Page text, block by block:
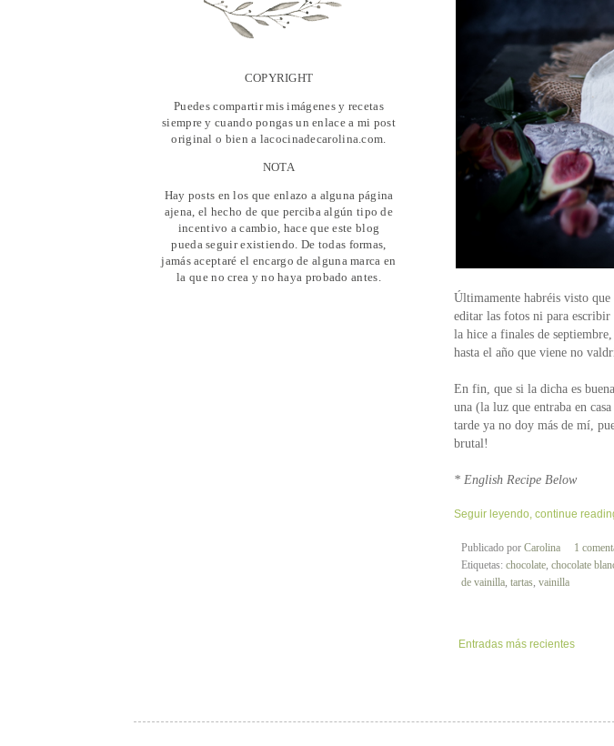
Últimamente habréis visto que
editar las fotos ni para escribir
la hice a finales de
hasta el año que viene no
En fin, que si la dicha es
una (la luz que entraba en
tarde ya no doy más de mí,
brutal!
* English Recipe Below
Seguir leyendo, continue
Publicado por Carolina
1
Etiquetas: chocolate chocolate
de vainilla tartas vainilla
Entradas más recientes
COPYRIGHT
Puedes compartir mis imágenes y recetas
siempre y cuando pongas un enlace a mi post
original o bien a lacocinadecarolina.com.
NOTA
Hay posts en los que enlazo a alguna página
ajena, el hecho de que perciba algún tipo de
incentivo a cambio, hace que este blog
pueda seguir existiendo. De todas formas,
jamás aceptaré el encargo de alguna marca en
la que no crea y no haya probado antes.